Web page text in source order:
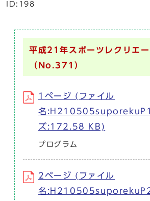
ID:198
平成21年スポーツレクリエ
（No.371）
1ページ (ファイル
名
ズ:172.58 KB)
プログラム
2ページ (ファイル
名